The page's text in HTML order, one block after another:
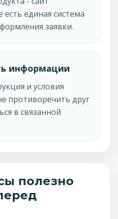
есть единая система
заявки.
информации
и условия
противоречить друг
в связанной
полезно